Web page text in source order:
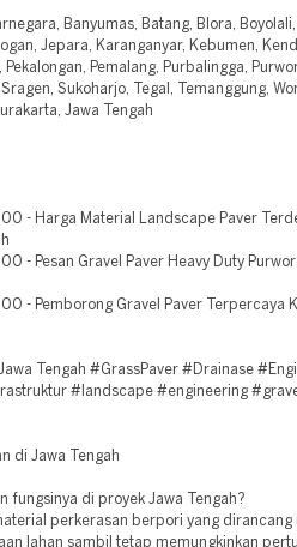
Banyumas, Batang, Blora,
Jepara, Karanganyar, Kebumen,
Pekalongan, Pemalang, Purbalingga,
Sukoharjo, Tegal, Temanggung,
Jawa Tengah
- Harga Material Landscape Paver
- Pesan Gravel Paver Heavy Duty
- Pemborong Gravel Paver Terpercaya
Tengah #GrassPaver #Drainase
#landscape #engineering
di Jawa Tengah
fungsinya di proyek Jawa Tengah?
perkerasan berpori yang dirancang
lahan sambil tetap memungkinkan